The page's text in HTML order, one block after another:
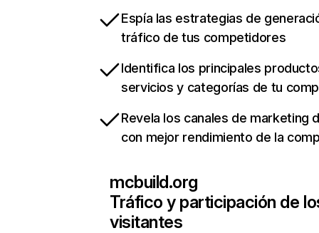
Espía las estrategias de
tráfico de tus competidores
Identifica los principales
servicios y categorías de tu
Revela los canales de marketing
con mejor rendimiento de la
mcbuild.org
Tráfico y participación de
visitantes